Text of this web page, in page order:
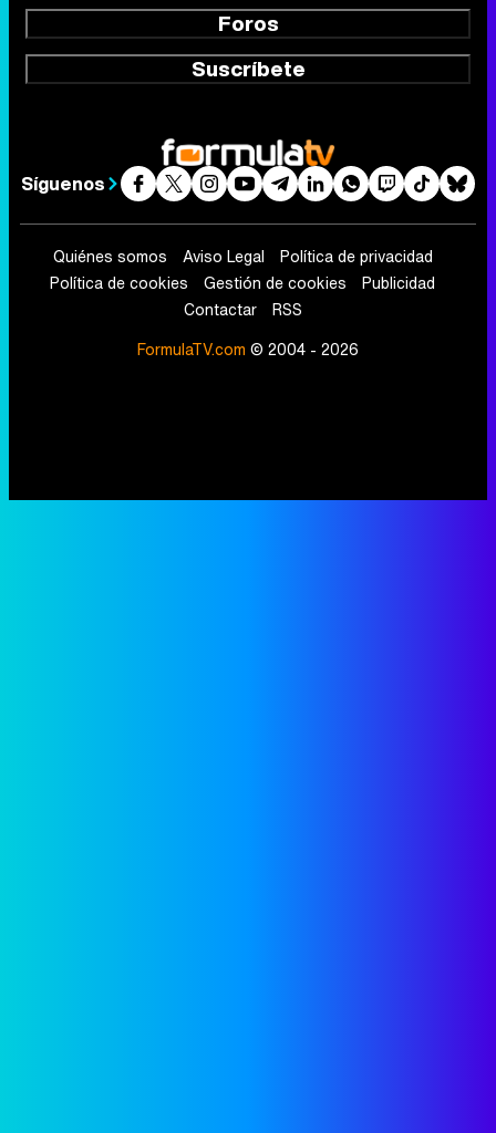
Foros
Suscríbete
Síguenos
Quiénes somos Aviso Legal
Política de privacidad
Política de cookies
Gestión de cookies
Publicidad
Contactar
RSS
FormulaTV.com © 2004 - 2026